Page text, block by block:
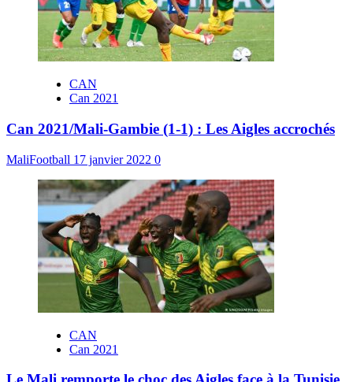
CAN
Can 2021
Can 2021/Mali-Gambie (1-1) : Les Aigles accrochés
MaliFootball 17 janvier 2022 0
CAN
Can 2021